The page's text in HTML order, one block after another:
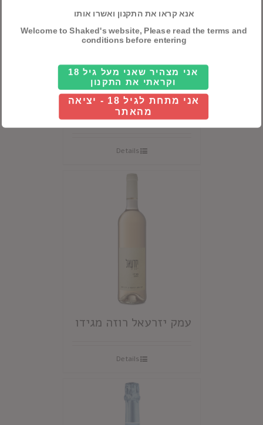
עמק יזרעאל בית אלפא
Details
עמק יזרעאל רוזה מגידו
Details
אנא קראו את התקנון ואשרו אותו
Welcome to Shaked's website, Please read the terms and
conditions before entering
אני מצהיר שאני מעל גיל 18
וקראתי את התקנון
אני מתחת לגיל 18 - יציאה
מהאתר